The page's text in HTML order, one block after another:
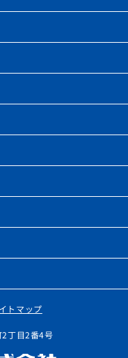
2丁目2番4号
トマップ